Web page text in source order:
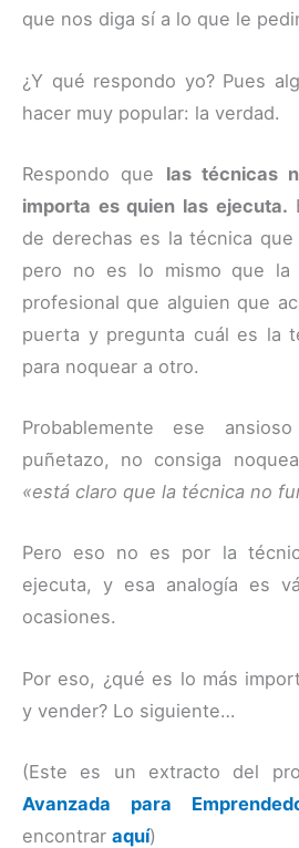
que nos diga sí a lo que le
¿Y qué respondo yo? Pues
hacer muy popular: la verdad.
Respondo que las técnicas
importa es quien las ejecuta.
de derechas es la técnica que
pero no es lo mismo que la
profesional que alguien que
puerta y pregunta cuál es la
para noquear a otro.
Probablemente ese
puñetazo, no consiga
«está claro que la técnica no
Pero eso no es por la
ejecuta, y esa analogía es
ocasiones.
Por eso, ¿qué es lo más
y vender? Lo siguiente…
(Este es un extracto del
Avanzada para
encontrar aquí)